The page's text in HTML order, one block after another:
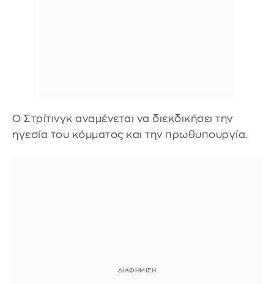
Ο Στρίτινγκ αναμένεται να διεκδικήσει την
ηγεσία του κόμματος και την πρωθυπουργία.